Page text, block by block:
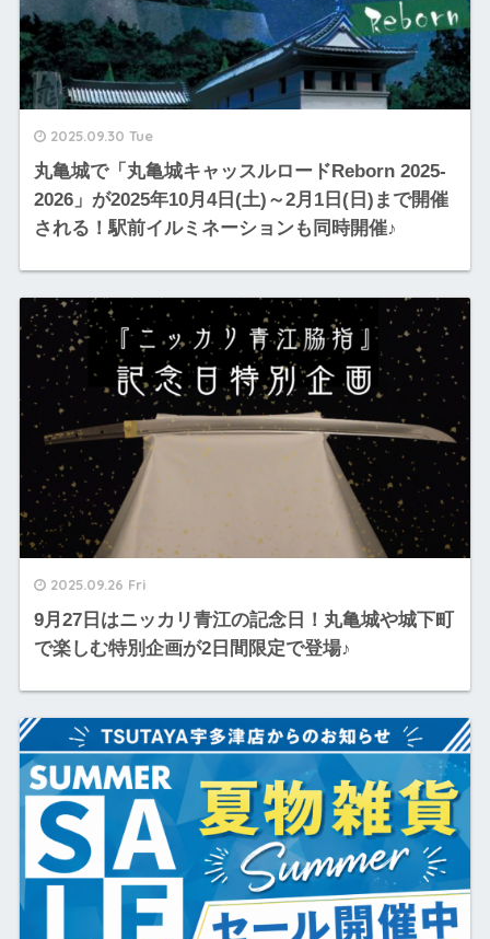
2025.09.30 Tue
丸亀城で「丸亀城キャッスルロードReborn 2025-
2026」が2025年10月4日(土)～2月1日(日)まで開催
される！駅前イルミネーションも同時開催♪
2025.09.26 Fri
9月27日はニッカリ青江の記念日！丸亀城や城下町
で楽しむ特別企画が2日間限定で登場♪